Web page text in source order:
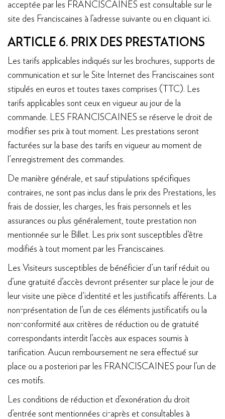
acceptée par les FRANCISCAINES est consultable sur le
site des Franciscaines à l’adresse suivante ou en cliquant ici.
ARTICLE 6. PRIX DES PRESTATIONS
Les tarifs applicables indiqués sur les brochures, supports de
communication et sur le Site Internet des Franciscaines sont
stipulés en euros et toutes taxes comprises (TTC). Les
tarifs applicables sont ceux en vigueur au jour de la
commande. LES FRANCISCAINES se réserve le droit de
modifier ses prix à tout moment. Les prestations seront
facturées sur la base des tarifs en vigueur au moment de
l'enregistrement des commandes.
De manière générale, et sauf stipulations spécifiques
contraires, ne sont pas inclus dans le prix des Prestations, les
frais de dossier, les charges, les frais personnels et les
assurances ou plus généralement, toute prestation non
mentionnée sur le Billet. Les prix sont susceptibles d’être
modifiés à tout moment par les Franciscaines.
Les Visiteurs susceptibles de bénéficier d'un tarif réduit ou
d’une gratuité d’accès devront présenter sur place le jour de
leur visite une pièce d'identité et les justificatifs afférents. La
non-présentation de l’un de ces éléments justificatifs ou la
non-conformité aux critères de réduction ou de gratuité
correspondants interdit l’accès aux espaces soumis à
tarification. Aucun remboursement ne sera effectué sur
place ou a posteriori par les FRANCISCAINES pour l’un de
ces motifs.
Les conditions de réduction et d’exonération du droit
d’entrée sont mentionnées ci-après et consultables à